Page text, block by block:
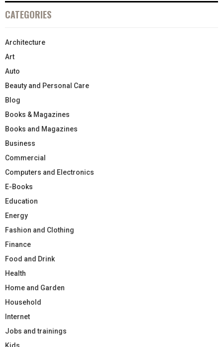
CATEGORIES
Architecture
Art
Auto
Beauty and Personal Care
Blog
Books & Magazines
Books and Magazines
Business
Commercial
Computers and Electronics
E-Books
Education
Energy
Fashion and Clothing
Finance
Food and Drink
Health
Home and Garden
Household
Internet
Jobs and trainings
Kids